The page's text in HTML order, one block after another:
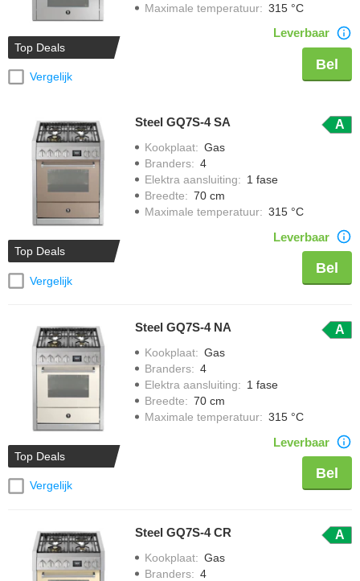
Top Deals
Vergelijk
Maximale temperatuur: 315 °C
Leverbaar
Bel
Top Deals
Vergelijk
Steel GQ7S-4 SA A
Kookplaat: Gas
Branders: 4
Elektra aansluiting: 1 fase
Breedte: 70 cm
Maximale temperatuur: 315 °C
Leverbaar
Bel
Top Deals
Vergelijk
Steel GQ7S-4 NA A
Kookplaat: Gas
Branders: 4
Elektra aansluiting: 1 fase
Breedte: 70 cm
Maximale temperatuur: 315 °C
Leverbaar
Bel
Steel GQ7S-4 CR A
Kookplaat: Gas
Branders: 4